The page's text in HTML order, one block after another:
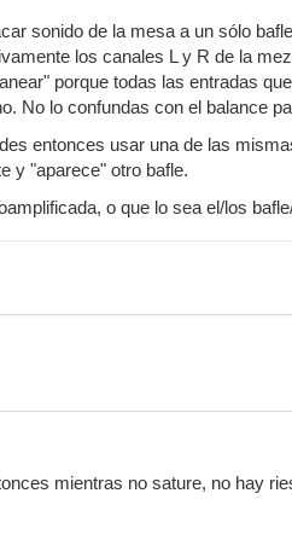
sonido de la mesa a un sólo
los canales L y R de la
porque todas las entradas
No lo confundas con el balance
entonces usar una de las
y "aparece" otro bafle.
o que lo sea el/los
mientras no sature, no hay